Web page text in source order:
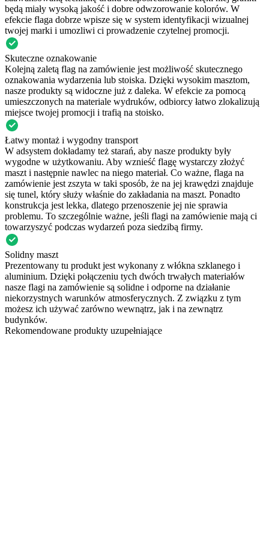
będą miały wysoką jakość i dobre odwzorowanie kolorów. W
efekcie flaga dobrze wpisze się w system identyfikacji wizualnej
twojej marki i umozliwi ci prowadzenie czytelnej promocji.
Skuteczne oznakowanie
Kolejną zaletą flag na zamówienie jest możliwość skutecznego
oznakowania wydarzenia lub stoiska. Dzięki wysokim masztom,
nasze produkty są widoczne już z daleka. W efekcie za pomocą
umieszczonych na materiale wydruków, odbiorcy łatwo zlokalizują
miejsce twojej promocji i trafią na stoisko.
Łatwy montaż i wygodny transport
W adsystem dokładamy też starań, aby nasze produkty były
wygodne w użytkowaniu. Aby wznieść flagę wystarczy złożyć
maszt i następnie nawlec na niego materiał. Co ważne, flaga na
zamówienie jest zszyta w taki sposób, że na jej krawędzi znajduje
się tunel, który służy właśnie do zakładania na maszt. Ponadto
konstrukcja jest lekka, dlatego przenoszenie jej nie sprawia
problemu. To szczególnie ważne, jeśli flagi na zamówienie mają ci
towarzyszyć podczas wydarzeń poza siedzibą firmy.
Solidny maszt
Prezentowany tu produkt jest wykonany z włókna szklanego i
aluminium. Dzięki połączeniu tych dwóch trwałych materiałów
nasze flagi na zamówienie są solidne i odporne na działanie
niekorzystnych warunków atmosferycznych. Z związku z tym
możesz ich używać zarówno wewnątrz, jak i na zewnątrz
budynków.
Rekomendowane produkty uzupełniające